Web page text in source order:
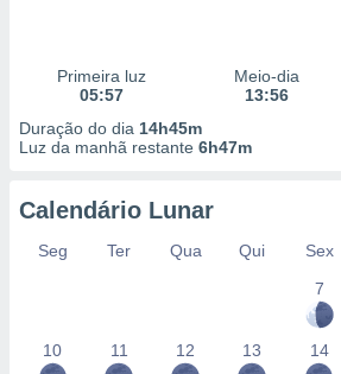
Primeira luz
05:57
Meio-dia
13:56
Duração do dia 14h45m
Luz da manhã restante 6h47m
Calendário Lunar
Seg Ter Qua Qui Sex
7
10 11 12 13 14